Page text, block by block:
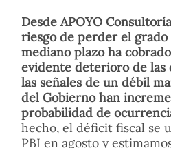
Desde APOYO
riesgo de perder el
mediano plazo ha
evidente deterioro de las
las señales de un débil
del Gobierno han
probabilidad de
hecho, el déficit fiscal se
PBI en agosto y